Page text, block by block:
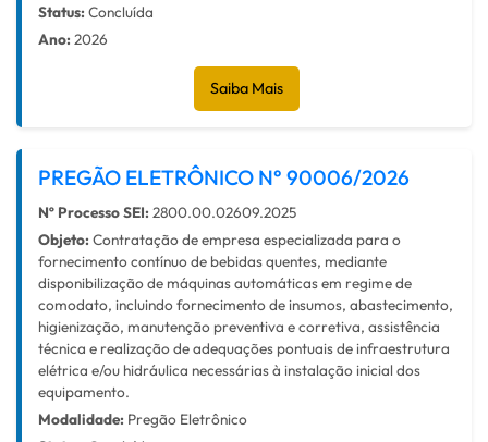
Status: Concluída
Ano: 2026
Saiba Mais
PREGÃO ELETRÔNICO N° 90006/2026
Nº Processo SEI: 2800.00.02609.2025
Objeto: Contratação de empresa especializada para o
fornecimento contínuo de bebidas quentes, mediante
disponibilização de máquinas automáticas em regime de
comodato, incluindo fornecimento de insumos, abastecimento,
higienização, manutenção preventiva e corretiva, assistência
técnica e realização de adequações pontuais de infraestrutura
elétrica e/ou hidráulica necessárias à instalação inicial dos
equipamento.
Modalidade: Pregão Eletrônico